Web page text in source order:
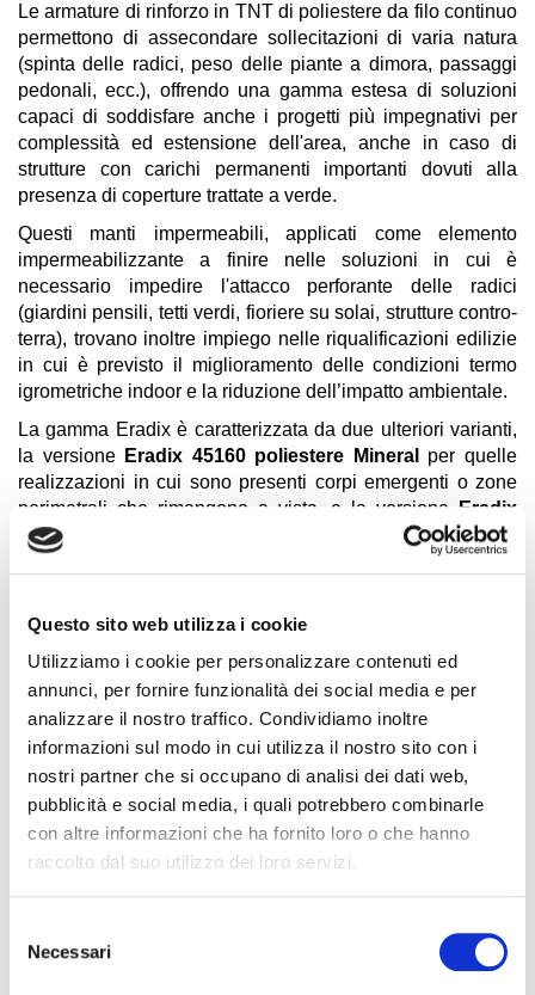
Questo sito web utilizza i cookie
Utilizziamo i cookie per personalizzare contenuti ed
annunci, per fornire funzionalità dei social media e per
analizzare il nostro traffico. Condividiamo inoltre
informazioni sul modo in cui utilizza il nostro sito con i
nostri partner che si occupano di analisi dei dati web,
pubblicità e social media, i quali potrebbero combinarle
con altre informazioni che ha fornito loro o che hanno
raccolto dal suo utilizzo dei loro servizi.
delNecessari
Le armature di rinforzo in TNT di poliestere da filo continuo
permettono di assecondare sollecitazioni di varia natura
(spinta delle radici, peso delle piante a dimora, passaggi
pedonali, ecc.), offrendo una gamma estesa di soluzioni
capaci di soddisfare anche i progetti più impegnativi per
complessità ed estensione dell'area, anche in caso di
strutture con carichi permanenti importanti dovuti alla
presenza di coperture trattate a verde.
Questi manti impermeabili, applicati come elemento
impermeabilizzante a finire nelle soluzioni in cui è
necessario impedire l'attacco perforante delle radici
(giardini pensili, tetti verdi, fioriere su solai, strutture contro-
terra), trovano inoltre impiego nelle riqualificazioni edilizie
in cui è previsto il miglioramento delle condizioni termo
igrometriche indoor e la riduzione dell’impatto ambientale.
La gamma Eradix è caratterizzata da due ulteriori varianti,
la versione Eradix 45160 poliestere Mineral per quelle
realizzazioni in cui sono presenti corpi emergenti o zone
perimetrali che rimangono a vista, e la versione Eradix
EXTENSA
, studiata per sfruttare l'elevata elasticità della
mescola con impiego ottimale nella realizzazione di
stradale.
Condividi
Attestati Prestazionali
Caratteristiche